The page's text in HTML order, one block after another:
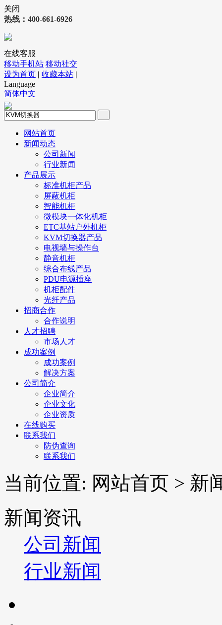
关闭
热线：400-661-6926
在线客服
移动手机站 移动社交
设为首页 | 收藏本站 |
Language
简体中文
网站首页
新闻动态
公司新闻
行业新闻
产品展示
标准机柜产品
屏蔽机柜
智能机柜
微模块一体化机柜
ETC基站户外机柜
KVM切换器产品
电视墙与操作台
静音机柜
综合布线产品
PDU电源插座
机柜配件
光纤产品
招商合作
合作说明
人才招聘
市场人才
成功案例
成功案例
解决方案
公司简介
企业简介
企业文化
企业资质
在线购买
联系我们
防伪查询
联系我们
当前位置: 网站首页 > 新
新闻资讯
公司新闻
行业新闻